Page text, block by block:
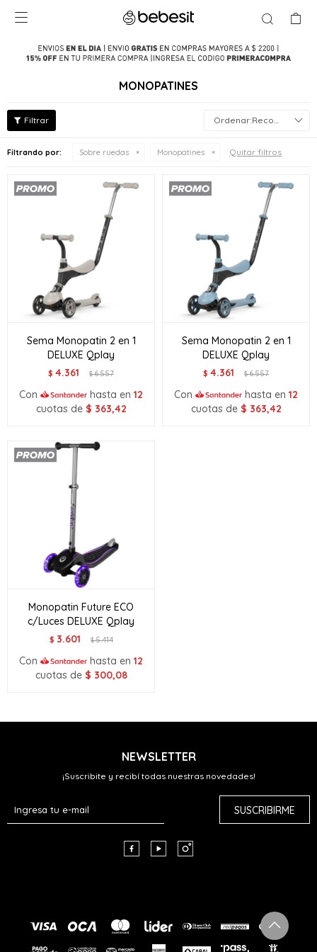

MONOPATINES
Recomendados
Filtrando por: Sobre ruedas Monopatines Quitar filtros
Sema Monopatin 2 en 1
DELUXE Qplay
$ 4.361 $6.557
Con hasta en 12
cuotas de $ 363,42
Sema Monopatin 2 en 1
DELUXE Qplay
$ 4.361 $6.557
Con hasta en 12
cuotas de $ 363,42
Monopatin Future ECO
c/Luces DELUXE Qplay
$ 3.601 $5.414
Con hasta en 12
cuotas de $ 300,08
NEWSLETTER
¡Suscribite y recibí todas nuestras novedades!
SUSCRIBIRME
  